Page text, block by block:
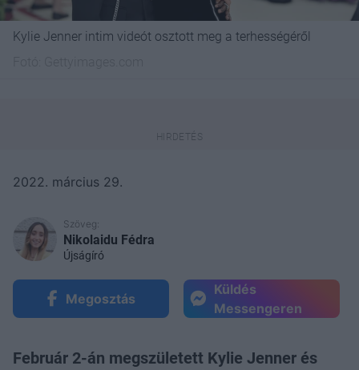
Kylie Jenner intim videót osztott meg a terhességéről
2022. március 29.
Szöveg:
Nikolaidu Fédra
Újságíró
Megosztás
Küldés
Messengeren
Február 2-án megszületett Kylie Jenner és